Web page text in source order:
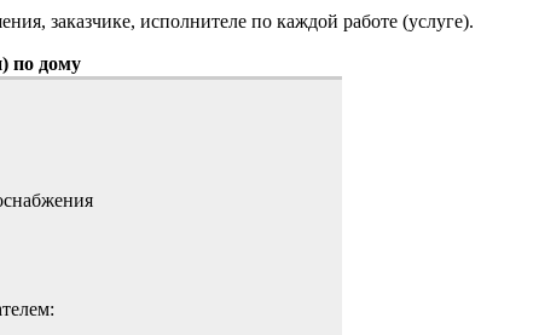
заказчике, исполнителе по каждой работе (услуге).
по дому